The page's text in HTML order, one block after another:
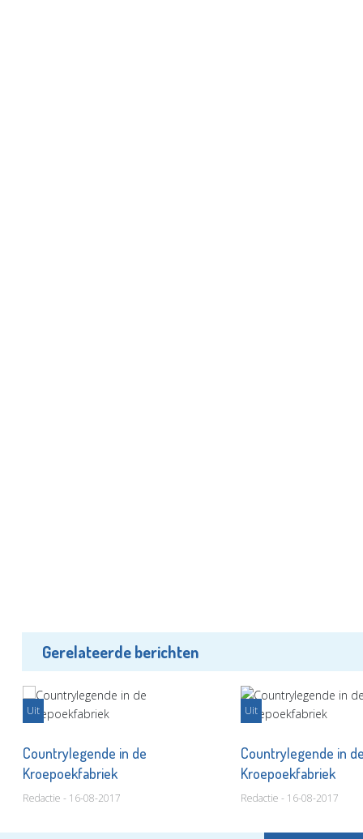
Gerelateerde berichten
Uit
Countrylegende in de
Kroepoekfabriek
Redactie - 16-08-2017
Uit
Countrylegende in
Kroepoekfabriek
Redactie - 16-08-2017